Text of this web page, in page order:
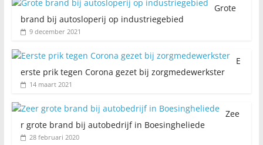
Grote
brand bij autosloperij op industriegebied
9 december 2021
E
erste prik tegen Corona gezet bij zorgmedewerkster
14 maart 2021
Zee
r grote brand bij autobedrijf in Boesingheliede
28 februari 2020